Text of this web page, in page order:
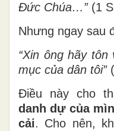
Đức Chúa…” (1
Nhưng ngay sau
“Xin ông hãy tôn
mục của dân tôi”
Điều này cho
danh dự của
cải. Cho nên,